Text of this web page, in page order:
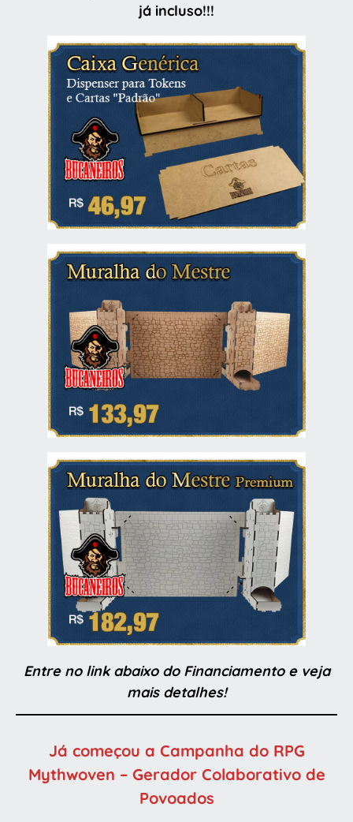
já incluso!!!
Entre no link abaixo do Financiamento e veja
mais detalhes!
Já começou a Campanha do RPG
Mythwoven – Gerador Colaborativo de
Povoados